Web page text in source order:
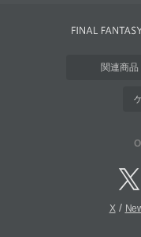
関連商品
X/